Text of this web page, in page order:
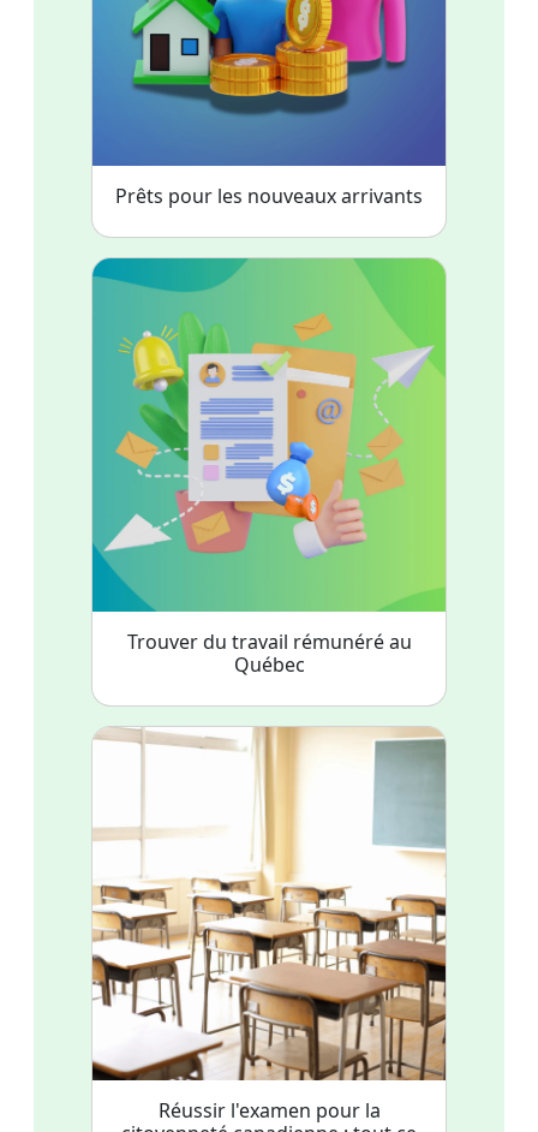
Prêts pour les nouveaux arrivants
Trouver du travail rémunéré au
Québec
Réussir l'examen pour la